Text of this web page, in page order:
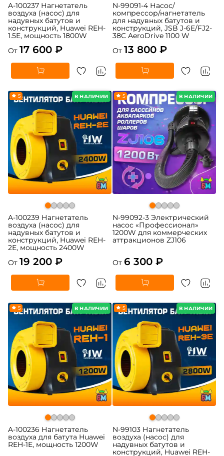
A-100237 Нагнетатель
воздуха (насос) для
надувных батутов и
конструкций, Huawei REH-
1.5E, мощность 1800W
От 17 600 ₽
N-99091-4 Насос/
компрессор/нагнетатель
для надувных батутов и
конструкций, JSB J-6E/FJ2-
38C AeroDrive 1100 W
От 13 800 ₽
В НАЛИЧИИ
5
A-100239 Нагнетатель
воздуха (насос) для
надувных батутов и
конструкций, Huawei REH-
2E, мощность 2400W
От 19 200 ₽
В НАЛИЧИИ
5
N-99092-3 Электрический
насос «Профессионал»
1200W для коммерческих
аттракционов ZJ106
От 6 300 ₽
В НАЛИЧИИ
5
A-100236 Нагнетатель
воздуха для батута Huawei
REH-1E, мощность 1200W
В НАЛИЧИИ
5
N-99103 Нагнетатель
воздуха (насос) для
надувных батутов и
конструкций, Huawei REH-